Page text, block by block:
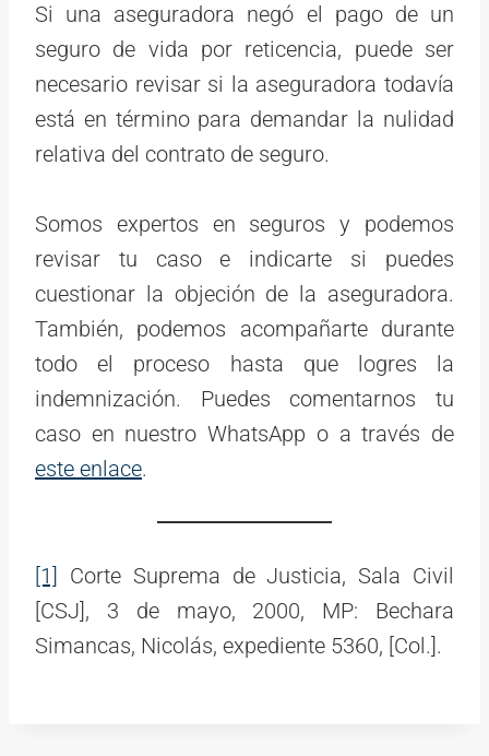
Si una aseguradora negó el pago de un
seguro de vida por reticencia, puede ser
necesario revisar si la aseguradora todavía
está en término para demandar la nulidad
relativa del contrato de seguro.
Somos expertos en seguros y podemos
revisar tu caso e indicarte si puedes
cuestionar la objeción de la aseguradora.
También, podemos acompañarte durante
todo el proceso hasta que logres la
indemnización. Puedes comentarnos tu
caso en nuestro WhatsApp o a través de
este enlace.
[1]
Corte Suprema de Justicia, Sala Civil
[CSJ], 3 de mayo, 2000, MP: Bechara
Simancas, Nicolás, expediente 5360, [Col.].